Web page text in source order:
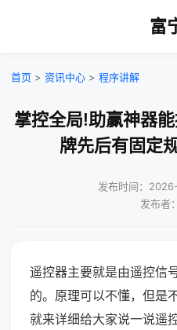
富
首页 > 资讯中心 > 程序讲解
掌控全局!助赢神器
牌先后有固定
发布时间：
发布者
遥控器主要就是由遥控信
的。原理可以不懂，但是
就来详细给大家说一说遥